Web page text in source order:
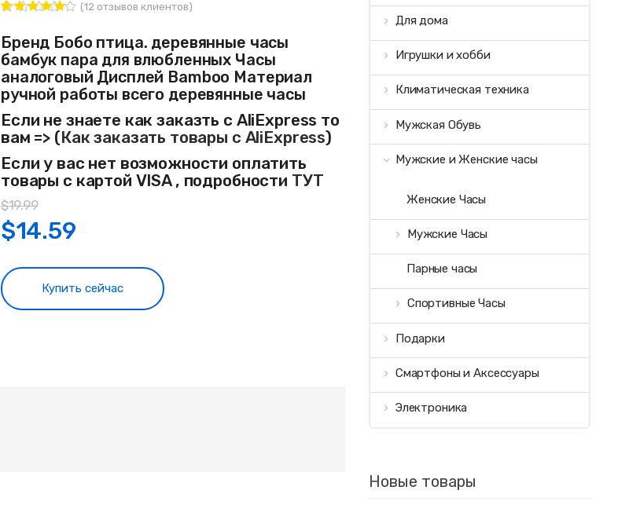
4.92
из 5
на основе
опроса
пользовате
лей
(12 отзывов клиентов)
Бренд Бобо птица. деревянные часы
бамбук пара для влюбленных Часы
аналоговый Дисплей Bamboo Материал
ручной работы всего деревянные часы
Если не знаете как заказть с AliExpress то
вам => (Как заказать товары с AliExpress)
Если у вас нет возможности оплатить
товары с картой VISA , подробности ТУТ
$19.99
$14.59
Купить сейчас
Для дома
Игрушки и хобби
Климатическая техника
Мужская Обувь
Мужские и Женские часы
Женские Часы
Мужские Часы
Парные часы
Спортивные Часы
Подарки
Смартфоны и Аксессуары
Электроника
Новые товары